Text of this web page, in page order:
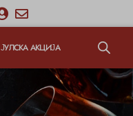
ЈУЛСКА АКЦИЈА